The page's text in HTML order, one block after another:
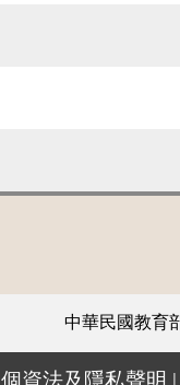
中華民國教育
個資法及隱私聲明 |